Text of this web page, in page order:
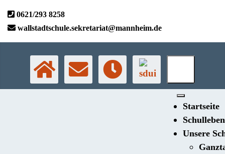
0621/293 8258
wallstadtschule.sekretariat@mannheim.de
Startseite
Schulleben
Unsere